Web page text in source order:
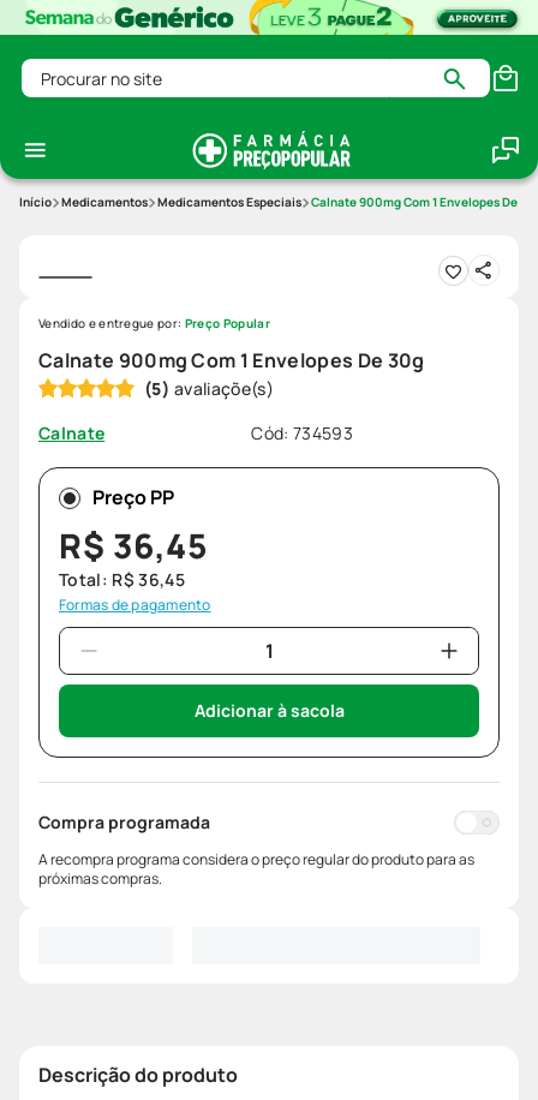
Procurar no site
Medicamentos Medicamentos Especiais Calnate 900mg Com 1 Envelopes De
Calnate 900mg Com 1 Envelopes De 30g
(5)
Calnate
Cód: 734593
Vendido e entregue por: Preço Popular
Preço PP
R$ 36,45
Total: R$ 36,45
Formas de pagamento
Adicionar à sacola
Compra programada
A recompra programa considera o preço regular do produto para as
próximas compras.
Descrição do produto